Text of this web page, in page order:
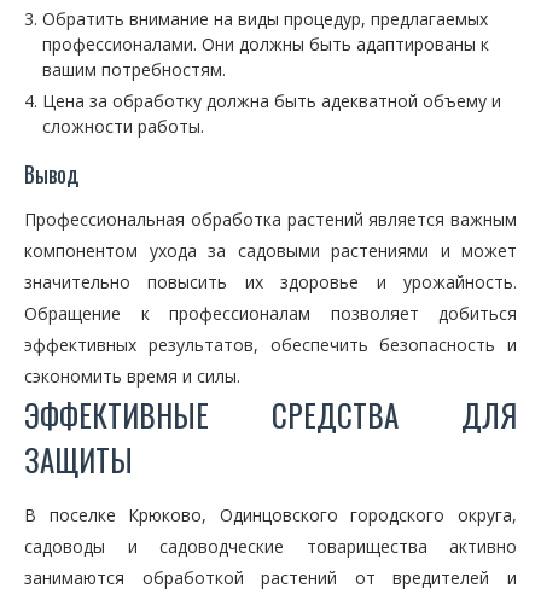
Обратить внимание на виды процедур, предлагаемых
профессионалами. Они должны быть адаптированы к
вашим потребностям.
Цена за обработку должна быть адекватной объему и
сложности работы.
Вывод
Профессиональная обработка растений является важным
компонентом ухода за садовыми растениями и может
значительно повысить их здоровье и урожайность.
Обращение к профессионалам позволяет добиться
эффективных результатов, обеспечить безопасность и
сэкономить время и силы.
ЭФФЕКТИВНЫЕ СРЕДСТВА ДЛЯ
ЗАЩИТЫ
В поселке Крюково, Одинцовского городского округа,
садоводы и садоводческие товарищества активно
занимаются обработкой растений от вредителей и